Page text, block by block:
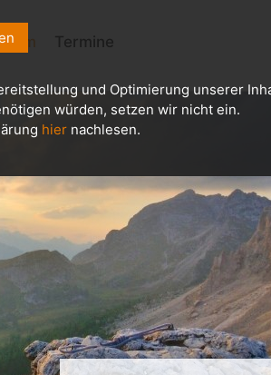
Termine
und Optimierung unserer
würden, setzen wir nicht ein.
hier nachlesen.